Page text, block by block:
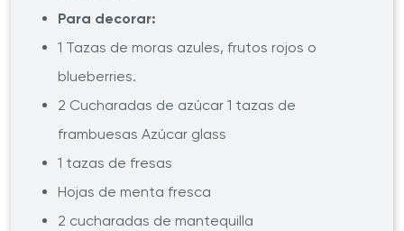
Para decorar:
1 Tazas de moras azules, frutos rojos o
blueberries.
2 Cucharadas de azúcar 1 tazas de
frambuesas Azúcar glass
1 tazas de fresas
Hojas de menta fresca
2 cucharadas de mantequilla